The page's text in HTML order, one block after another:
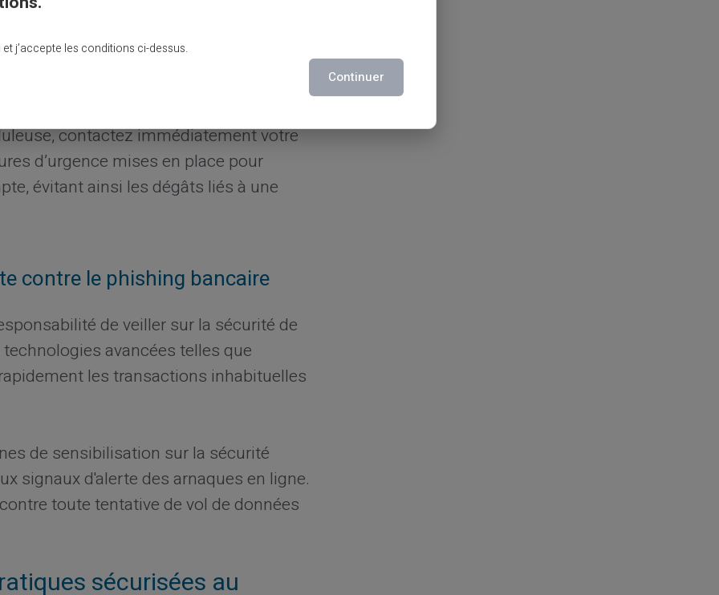
droits bancaires peut vous aider à
financières offrent souvent des
les pertes dues au phishing ou à
contactez immédiatement votre
d’urgence mises en place pour
évitant ainsi les dégâts liés à une
contre le phishing bancaire
de veiller sur la sécurité de
avancées telles que
les transactions inhabituelles
de sensibilisation sur la sécurité
signaux d'alerte des arnaques en ligne.
toute tentative de vol de données
sécurisées au
et j’accepte les conditions ci-dessus.
Continuer